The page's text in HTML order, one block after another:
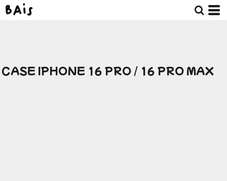
CASE IPHONE 16 PRO / 16 PRO MAX